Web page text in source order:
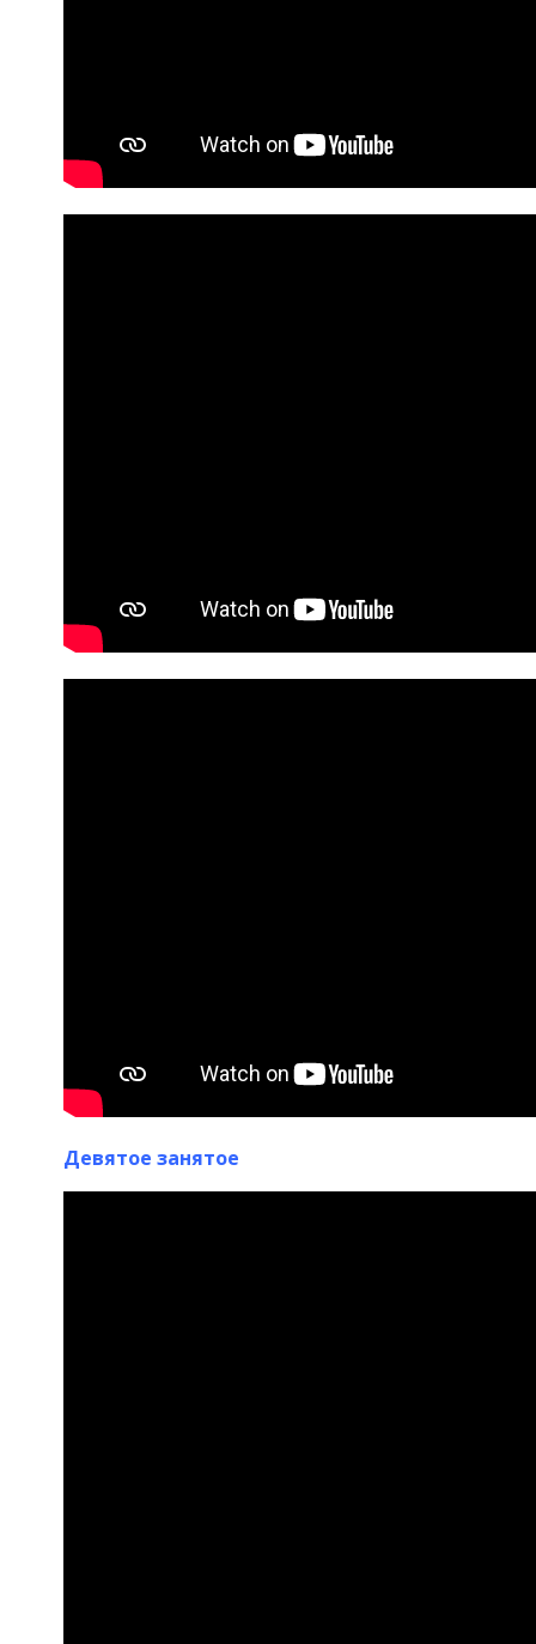
Девятое занятое